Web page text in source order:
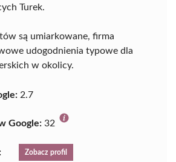
Turek.
są umiarkowane, firma
udogodnienia typowe dla
w okolicy.
2.7
Google: 32
Zobacz profil